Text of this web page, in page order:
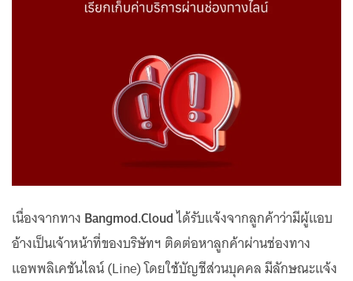
เนื่องจากทาง Bangmod.Cloudได้รับแจ้งจากลูกค้าว่ามีผู้แอบ
อ้างเป็นเจ้าหน้าที่ของบริษัทฯ ติดต่อหาลูกค้าผ่านช่องทาง
แอพพลิเคชันไลน์ (Line) โดยใช้บัญชีส่วนบุคคล มีลักษณะแจ้ง